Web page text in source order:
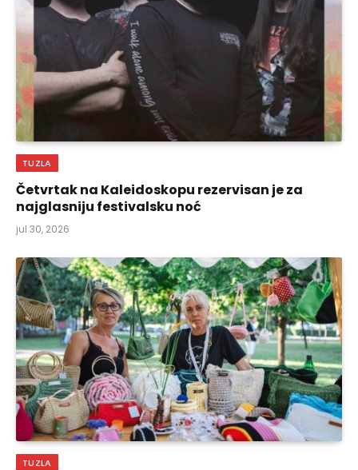
TUZLA
Četvrtak na Kaleidoskopu rezervisan je za
najglasniju festivalsku noć
jul 30, 2026
TUZLA